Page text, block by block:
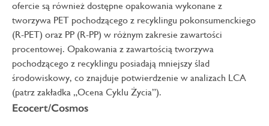
ofercie są również dostępne opakowania wykonane z
tworzywa PET pochodzącego z recyklingu pokonsumenckiego
(R-PET) oraz PP (R-PP) w różnym zakresie zawartości
procentowej. Opakowania z zawartością tworzywa
pochodzącego z recyklingu posiadają mniejszy ślad
środowiskowy, co znajduje potwierdzenie w analizach LCA
(patrz zakładka „Ocena Cyklu Życia”).
Ecocert/Cosmos